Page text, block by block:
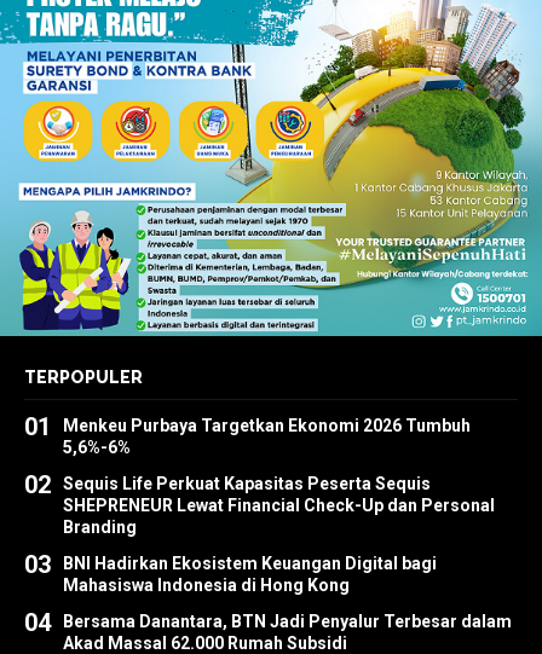
TERPOPULER
01
Menkeu Purbaya Targetkan Ekonomi 2026 Tumbuh
5,6%-6%
02
Sequis Life Perkuat Kapasitas Peserta Sequis
SHEPRENEUR Lewat Financial Check-Up dan Personal
Branding
03
BNI Hadirkan Ekosistem Keuangan Digital bagi
Mahasiswa Indonesia di Hong Kong
04
Bersama Danantara, BTN Jadi Penyalur Terbesar dalam
Akad Massal 62.000 Rumah Subsidi